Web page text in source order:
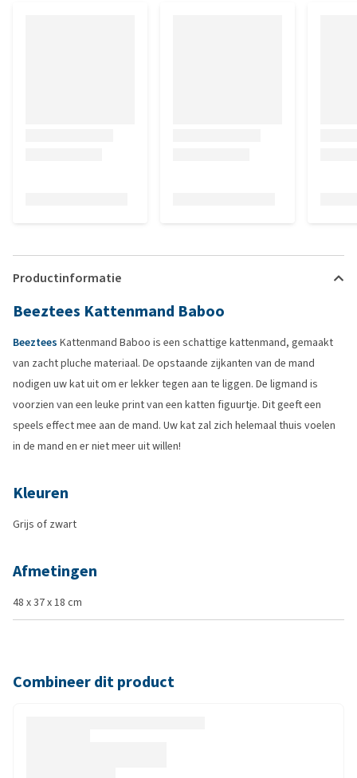
Productinformatie
Beeztees Kattenmand Baboo
Beeztees Kattenmand Baboo is een schattige kattenmand, gemaakt
van zacht pluche materiaal. De opstaande zijkanten van de mand
nodigen uw kat uit om er lekker tegen aan te liggen. De ligmand is
voorzien van een leuke print van een katten figuurtje. Dit geeft een
speels effect mee aan de mand. Uw kat zal zich helemaal thuis voelen
in de mand en er niet meer uit willen!
Kleuren
Grijs of zwart
Afmetingen
48 x 37 x 18 cm
Combineer dit product